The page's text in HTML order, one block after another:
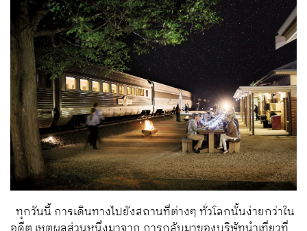
ทุกวันนี้ การเดินทางไปยังสถานที่ต่างๆ ทั่วโลกนั้นง่ายกว่าใน